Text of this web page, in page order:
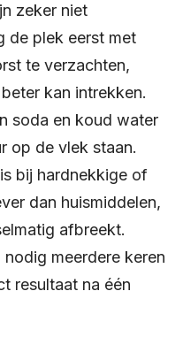
zeker niet
de plek eerst met
te verzachten,
kan intrekken.
soda en koud water
op de vlek staan.
bij hardnekkige of
dan huismiddelen,
afbreekt.
meerdere keren
resultaat na één